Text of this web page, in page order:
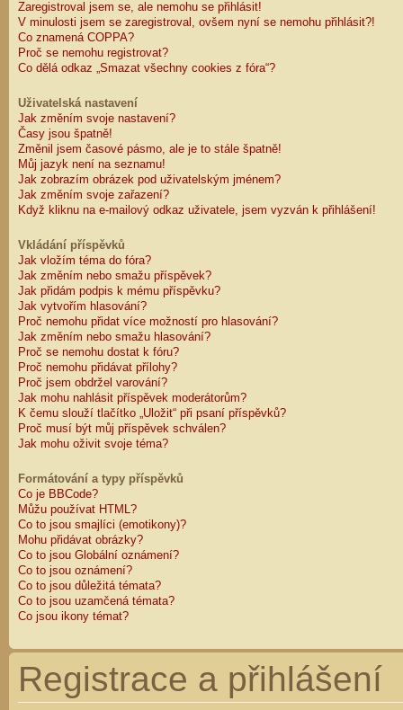
Zaregistroval jsem se, ale nemohu se přihlásit!
V minulosti jsem se zaregistroval, ovšem nyní se nemohu přihlásit?!
Co znamená COPPA?
Proč se nemohu registrovat?
Co dělá odkaz „Smazat všechny cookies z fóra“?
Uživatelská nastavení
Jak změním svoje nastavení?
Časy jsou špatně!
Změnil jsem časové pásmo, ale je to stále špatně!
Můj jazyk není na seznamu!
Jak zobrazím obrázek pod uživatelským jménem?
Jak změním svoje zařazení?
Když kliknu na e-mailový odkaz uživatele, jsem vyzván k přihlášení!
Vkládání příspěvků
Jak vložím téma do fóra?
Jak změním nebo smažu příspěvek?
Jak přidám podpis k mému příspěvku?
Jak vytvořím hlasování?
Proč nemohu přidat více možností pro hlasování?
Jak změním nebo smažu hlasování?
Proč se nemohu dostat k fóru?
Proč nemohu přidávat přílohy?
Proč jsem obdržel varování?
Jak mohu nahlásit příspěvek moderátorům?
K čemu slouží tlačítko „Uložit“ při psaní příspěvků?
Proč musí být můj příspěvek schválen?
Jak mohu oživit svoje téma?
Formátování a typy příspěvků
Co je BBCode?
Můžu používat HTML?
Co to jsou smajlíci (emotikony)?
Mohu přidávat obrázky?
Co to jsou Globální oznámení?
Co to jsou oznámení?
Co to jsou důležitá témata?
Co to jsou uzamčená témata?
Co jsou ikony témat?
Registrace a přihlášení